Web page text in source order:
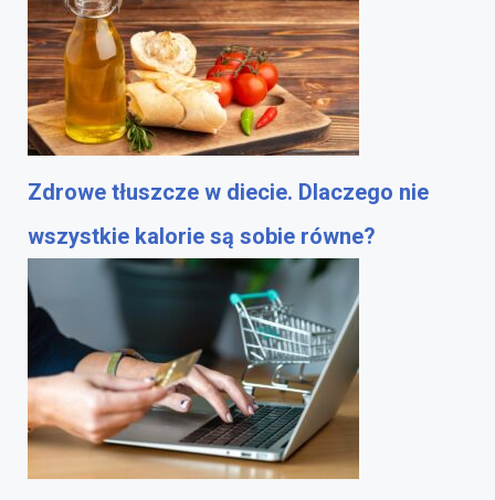
Zdrowe tłuszcze w diecie. Dlaczego nie
wszystkie kalorie są sobie równe?